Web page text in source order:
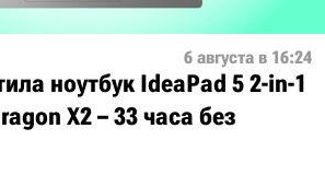
6 августа в 16:24
ноутбук IdeaPad 5 2-in-1
X2 – 33 часа без